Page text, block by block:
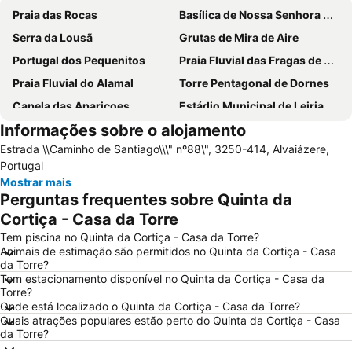
Praia das Rocas
Basílica de Nossa Senhora do Rosário de Fátima
Serra da Lousã
Grutas de Mira de Aire
Portugal dos Pequenitos
Praia Fluvial das Fragas de S. Simão
Praia Fluvial do Alamal
Torre Pentagonal de Dornes
Capela das Apariçoes
Estádio Municipal de Leiria
Fluvial da Aldeia do Mato
Barragem de Castelo de Bode
Fluvial do Penedo Furado
Universidade de Coimbra
Praia Fluvial de Fernandaires
Praia Fluvial Pego das Cancelas
Castelo de Almourol
Estação Rodoviária de Fátima
Museu da Fábrica de Cimento Maceira-Lis
Praia Fluvial do Mosteiro
Estádio Cidade de Coimbra
Praia Fluvial de Aldeia Ana de Aviz
Quinta Pedagógica do Cuco
Praça da República
Ruínas de Conímbriga
Estação de Comboios de Coimbra A
Informações sobre o alojamento
Estrada \\Caminho de Santiago\\\" nº88\", 3250-414, Alvaiázere,
Portugal
Mostrar mais
Perguntas frequentes sobre Quinta da
Cortiça - Casa da Torre
Tem piscina no Quinta da Cortiça - Casa da Torre?
Animais de estimação são permitidos no Quinta da Cortiça - Casa
da Torre?
Tem estacionamento disponível no Quinta da Cortiça - Casa da
Torre?
Onde está localizado o Quinta da Cortiça - Casa da Torre?
Quais atrações populares estão perto do Quinta da Cortiça - Casa
da Torre?